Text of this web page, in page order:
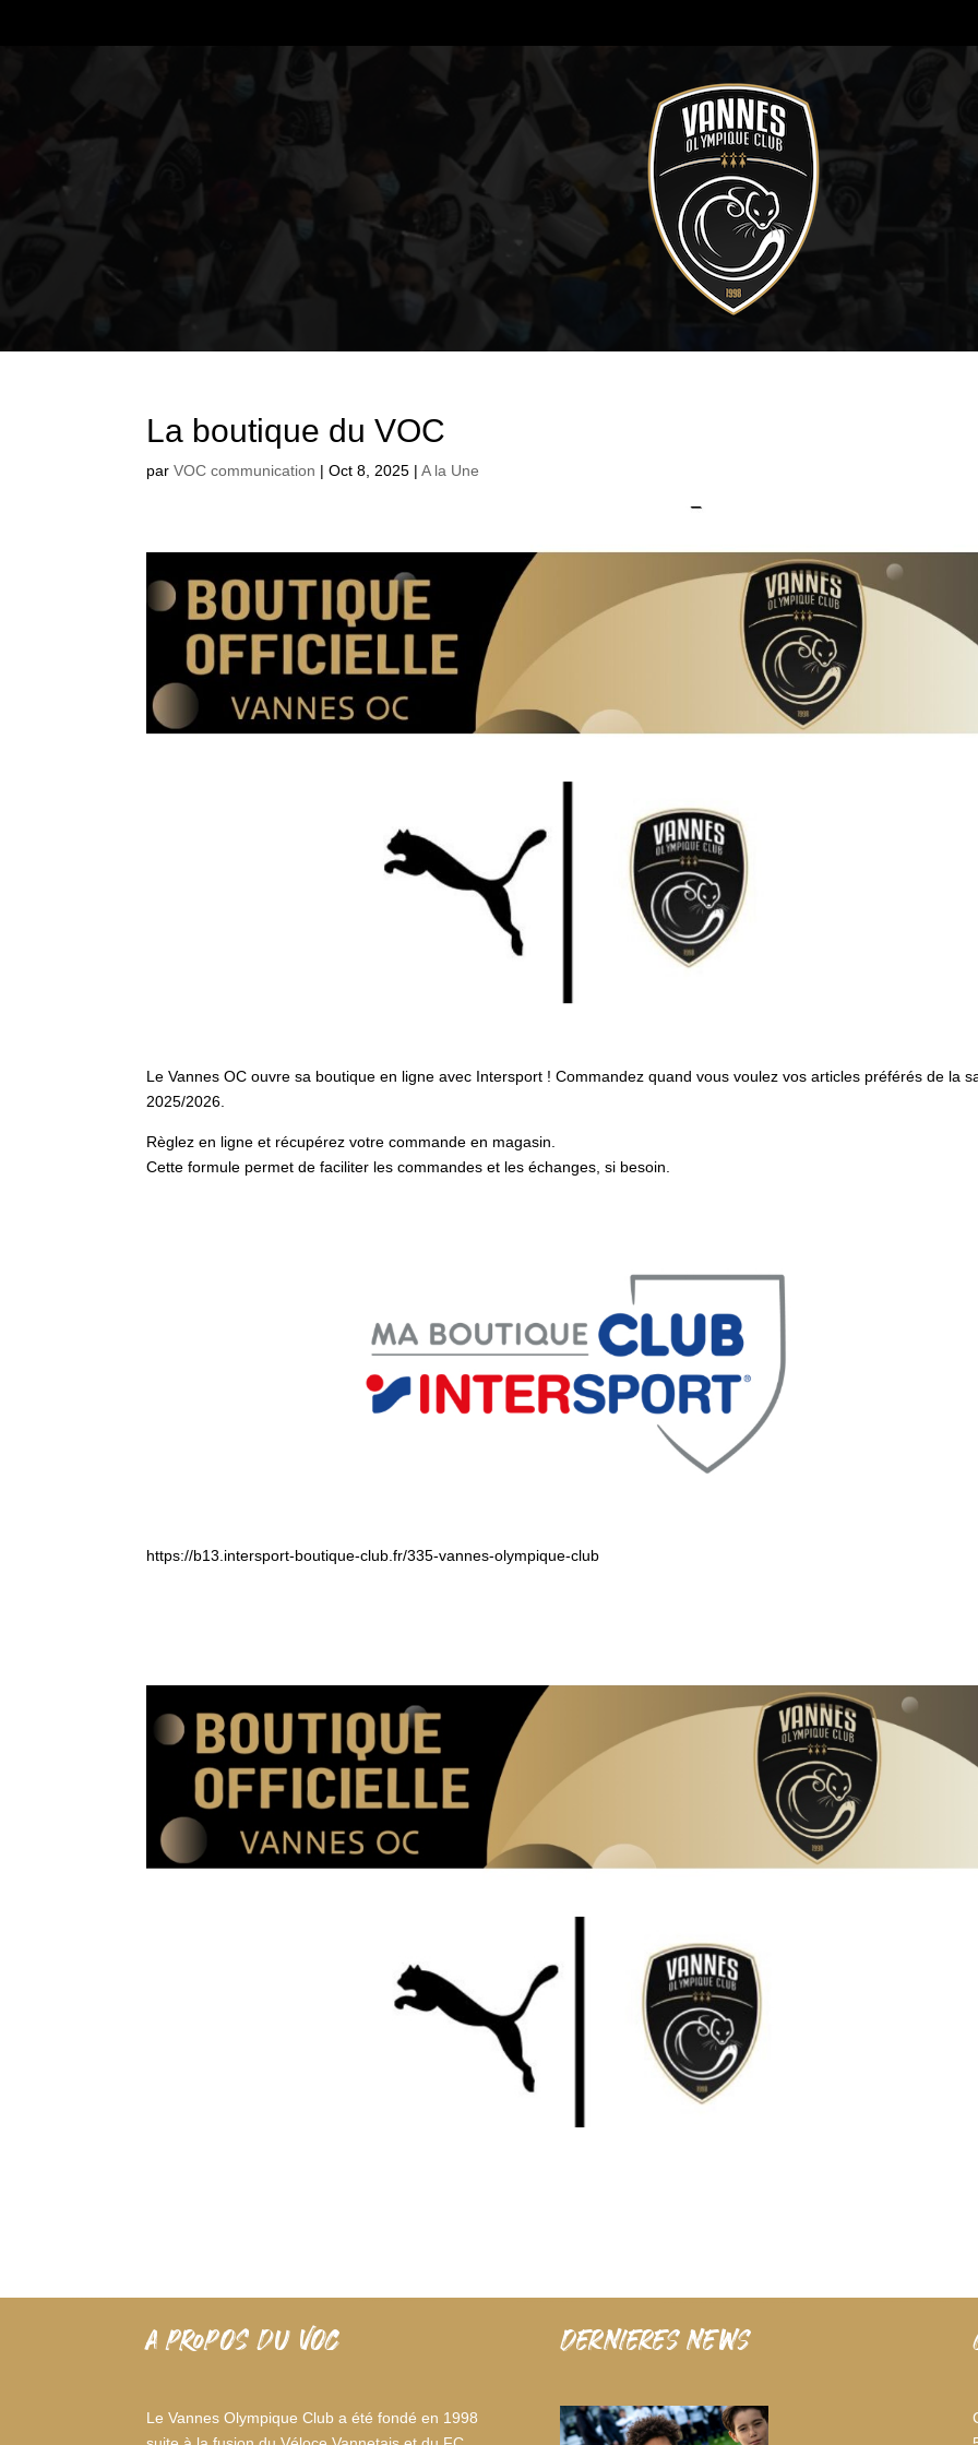
La boutique du VOC
parVOC communication |Oct 8, 2025 |A la Une
Le Vannes OC ouvre sa boutique en ligne avec Intersport ! Commandez quand vous voulez vos articles préférés de la
2025/2026.
Règlez en ligne et récupérez votre commande en magasin.
Cette formule permet de faciliter les commandes et les échanges, si besoin.
https://b13.intersport-boutique-club.fr/335-vannes-olympique-club
A PROPOS DU VOC
Le Vannes Olympique Club a été fondé en 1998
dernieres news